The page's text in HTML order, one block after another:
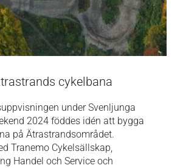
cykelbana
under Svenljunga
2024 föddes idén att bygga
på Ätrastrandsområdet.
Tranemo Cykelsällskap,
Handel och Service och